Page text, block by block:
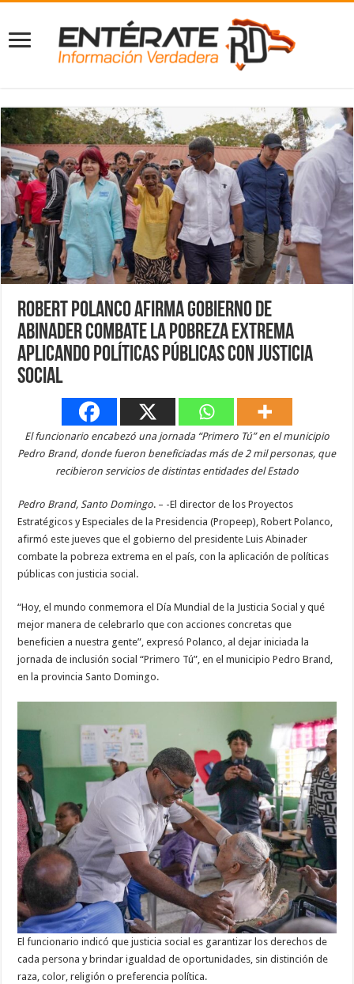
Robert Polanco afirma gobierno de
Abinader combate la pobreza extrema
aplicando políticas públicas con justicia
social
El funcionario encabezó una jornada “Primero Tú” en el municipio
Pedro Brand, donde fueron beneficiadas más de 2 mil personas, que
recibieron servicios de distintas entidades del Estado
Pedro Brand, Santo Domingo. – -El director de los Proyectos
Estratégicos y Especiales de la Presidencia (Propeep), Robert Polanco,
afirmó este jueves que el gobierno del presidente Luis Abinader
combate la pobreza extrema en el país, con la aplicación de políticas
públicas con justicia social.
“Hoy, el mundo conmemora el Día Mundial de la Justicia Social y qué
mejor manera de celebrarlo que con acciones concretas que
beneficien a nuestra gente”, expresó Polanco, al dejar iniciada la
jornada de inclusión social “Primero Tú”, en el municipio Pedro Brand,
en la provincia Santo Domingo.
El funcionario indicó que justicia social es garantizar los derechos de
cada persona y brindar igualdad de oportunidades, sin distinción de
raza, color, religión o preferencia política.